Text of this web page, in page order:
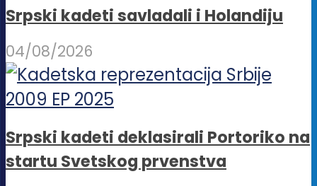
Srpski kadeti savladali i Holandiju
04/08/2026
Srpski kadeti deklasirali Portoriko na
startu Svetskog prvenstva